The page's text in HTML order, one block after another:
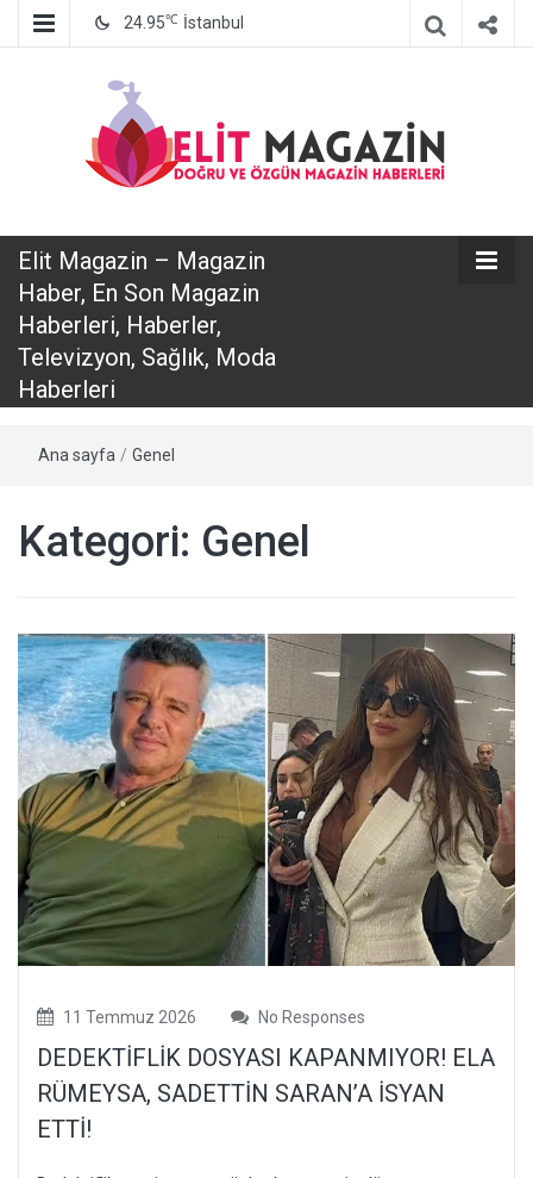
24.95℃ İstanbul
Elit Magazin
Haber, En Son
Magazin
Sağlık, Moda
Haberleri
Elit Magazin – Magazin
Haber, En Son Magazin
Haberleri, Haberler,
Televizyon, Sağlık, Moda
Haberleri
Ana sayfa / Genel
Kategori: Genel
11 Temmuz 2026 No Responses
DEDEKTİFLİK DOSYASI KAPANMIYOR! ELA
RÜMEYSA, SADETTİN SARAN’A İSYAN
ETTİ!